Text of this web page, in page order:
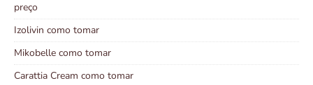
preço
Izolivin como tomar
Mikobelle como tomar
Carattia Cream como tomar